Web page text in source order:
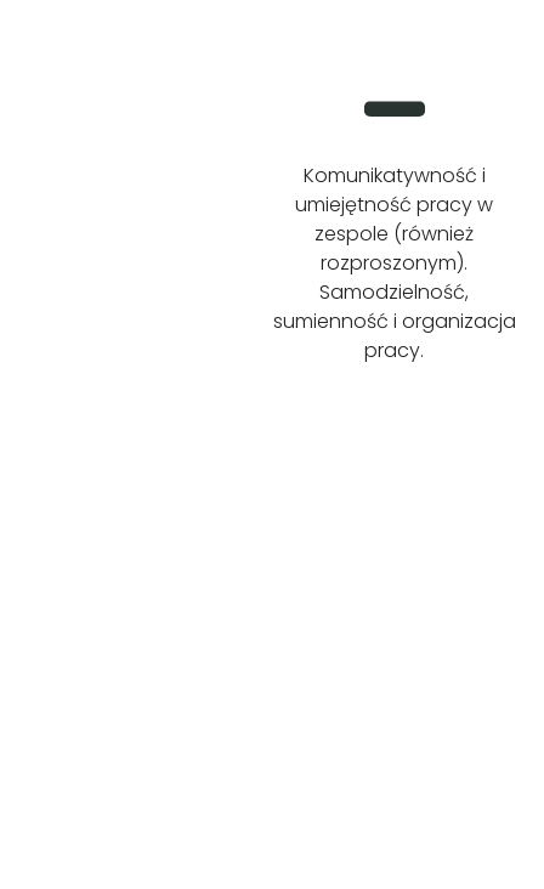
Komunikatywność i
umiejętność pracy w
zespole (również
rozproszonym).
Samodzielność,
sumienność i organizacja
pracy.